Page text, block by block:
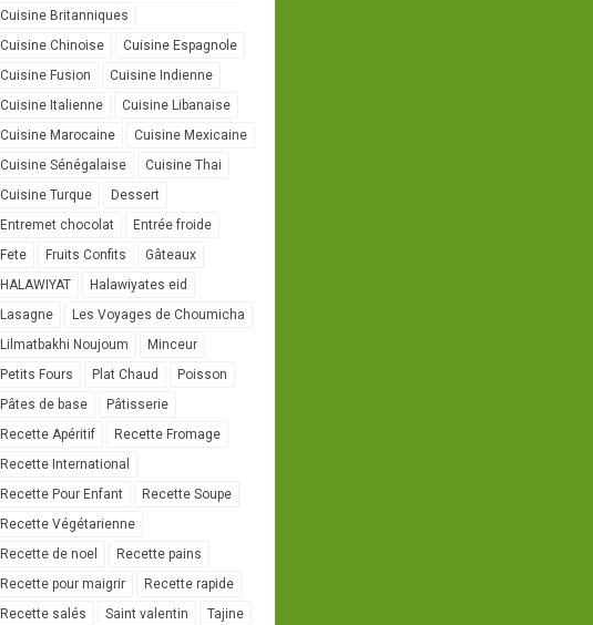
Cuisine Britanniques
Cuisine Chinoise
Cuisine Espagnole
Cuisine Fusion
Cuisine Indienne
Cuisine Italienne
Cuisine Libanaise
Cuisine Marocaine
Cuisine Mexicaine
Cuisine Sénégalaise
Cuisine Thai
Cuisine Turque
Dessert
Entremet chocolat
Entrée froide
Fete
Fruits Confits
Gâteaux
HALAWIYAT
Halawiyates eid
Lasagne
Les Voyages de Choumicha
Lilmatbakhi Noujoum
Minceur
Petits Fours
Plat Chaud
Poisson
Pâtes de base
Pâtisserie
Recette Apéritif
Recette Fromage
Recette International
Recette Pour Enfant
Recette Soupe
Recette Végétarienne
Recette de noel
Recette pains
Recette pour maigrir
Recette rapide
Recette salés
Saint valentin
Tajine